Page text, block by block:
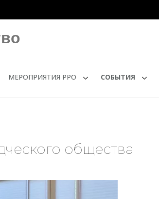
МЕРОПРИЯТИЯ РРО СОБЫТИЯ
общества